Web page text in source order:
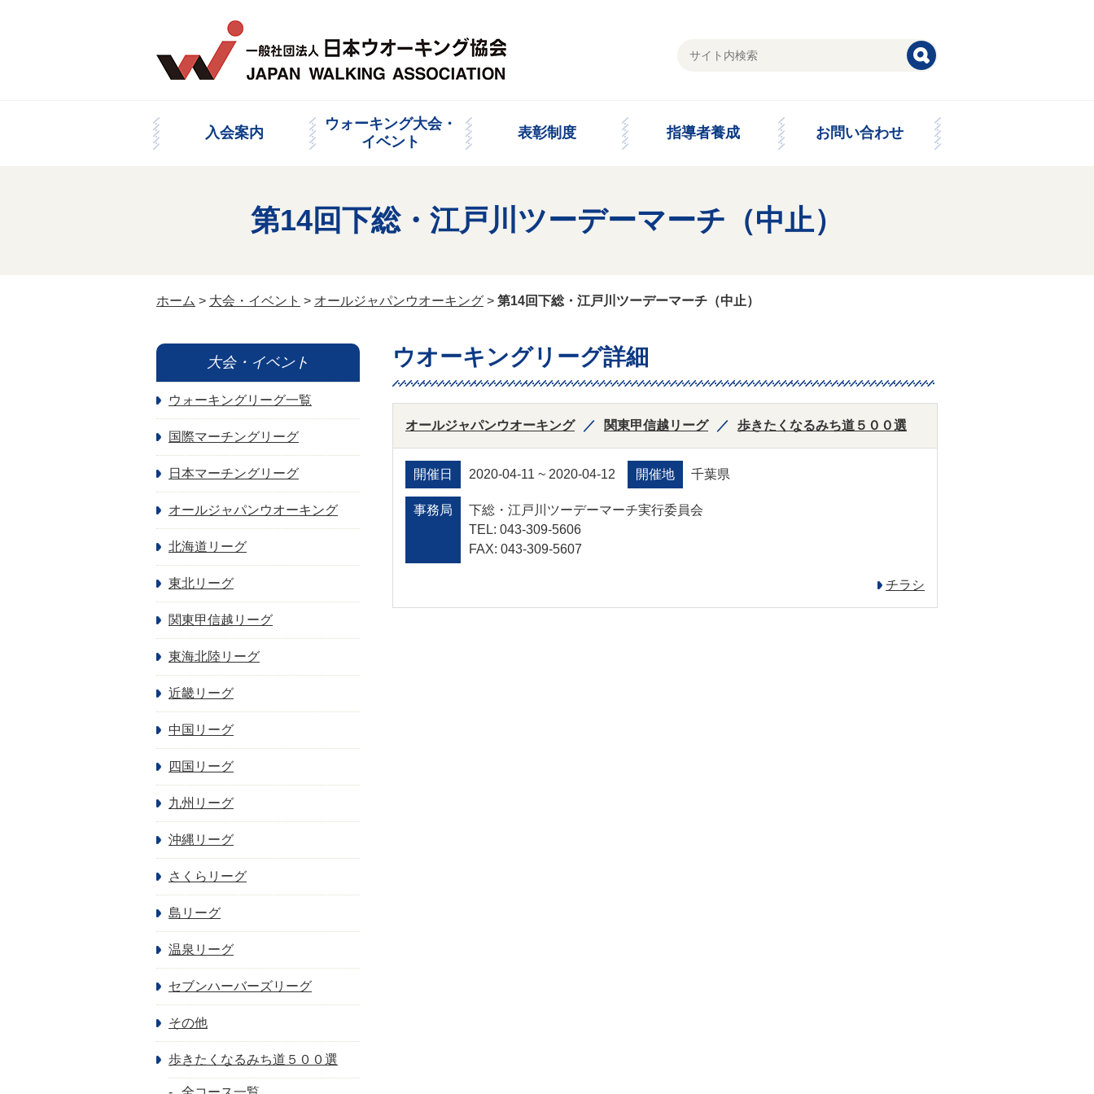
入会案内
ウォーキング大会・
イベント
表彰制度 指導者養成 お問い合わせ
第14回下総・江戸川ツーデーマーチ（中止）
ホーム > 大会・イベント > オールジャパンウオーキング > 第14回下総・江戸川ツーデーマーチ（中止）
ウオーキングリーグ詳細
オールジャパンウオーキング 関東甲信越リーグ 歩きたくなるみち道５００選
開催日 2020-04-11 ~ 2020-04-12 開催地 千葉県
事務局
下総・江戸川ツーデーマーチ実行委員会
TEL: 043-309-5606
FAX: 043-309-5607
チラシ
大会・イベント
ウォーキングリーグ一覧
国際マーチングリーグ
日本マーチングリーグ
オールジャパンウオーキング
北海道リーグ
東北リーグ
関東甲信越リーグ
東海北陸リーグ
近畿リーグ
中国リーグ
四国リーグ
九州リーグ
沖縄リーグ
さくらリーグ
島リーグ
温泉リーグ
セブンハーバーズリーグ
その他
歩きたくなるみち道５００選